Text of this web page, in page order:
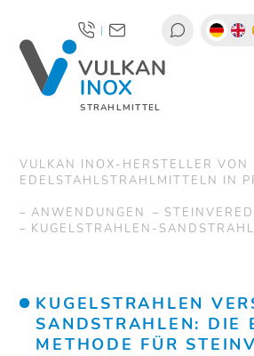
STRAHLMITTEL
|
VULKAN INOX-HERSTELLER VON
EDELSTAHLSTRAHLMITTELN IN
ANWENDUNGEN
KUGELSTRAHLEN-
KUGELSTRAHLEN
SANDSTRAHLEN: DIE
METHODE FÜR